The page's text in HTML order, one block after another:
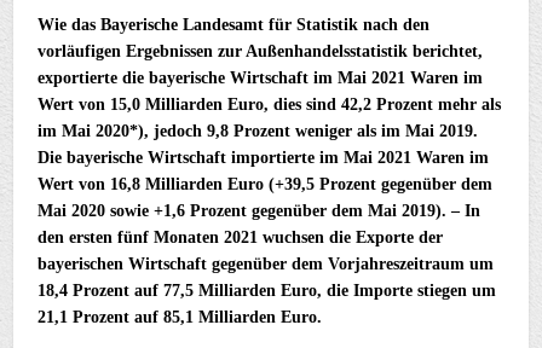
Wie das Bayerische Landesamt für Statistik nach den
vorläufigen Ergebnissen zur Außenhandelsstatistik berichtet,
exportierte die bayerische Wirtschaft im Mai 2021 Waren im
Wert von 15,0 Milliarden Euro, dies sind 42,2 Prozent mehr als
im Mai 2020*), jedoch 9,8 Prozent weniger als im Mai 2019.
Die bayerische Wirtschaft importierte im Mai 2021 Waren im
Wert von 16,8 Milliarden Euro (+39,5 Prozent gegenüber dem
Mai 2020 sowie +1,6 Prozent gegenüber dem Mai 2019). – In
den ersten fünf Monaten 2021 wuchsen die Exporte der
bayerischen Wirtschaft gegenüber dem Vorjahreszeitraum um
18,4 Prozent auf 77,5 Milliarden Euro, die Importe stiegen um
21,1 Prozent auf 85,1 Milliarden Euro.